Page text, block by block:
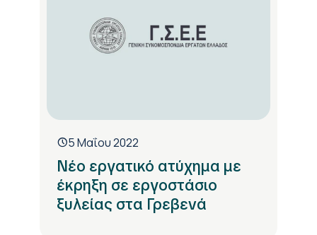
5 Μαΐου 2022
Νέο εργατικό ατύχημα με
έκρηξη σε εργοστάσιο
ξυλείας στα Γρεβενά